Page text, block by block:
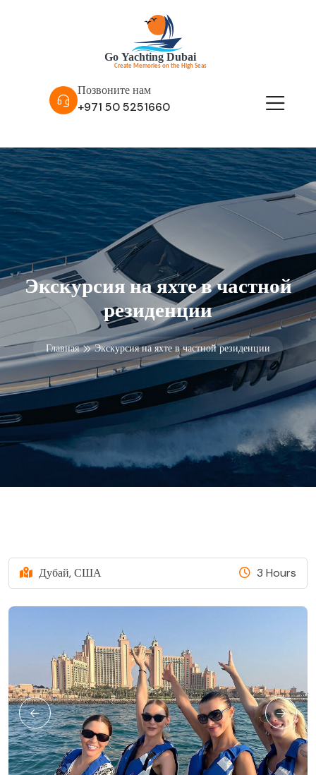
Позвоните нам
+971 50 5251660
Экскурсия на яхте в частной
резиденции
Главная Экскурсия на яхте в частной резиденции
Дубай, США 3 Hours